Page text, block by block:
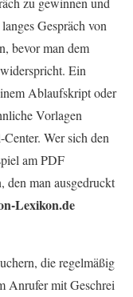
Gespräch von
bevor man dem
Ein
Ablaufskript oder
Vorlagen
Wer sich den
am PDF
den man ausgedruckt
Lexikon.de
die regelmäßig
Anrufer mit Geschrei